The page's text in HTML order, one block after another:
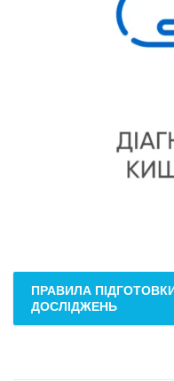
ПРАВИЛА
ДОСЛІДЖЕНЬ